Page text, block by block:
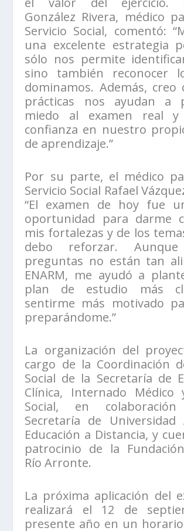
González Rivera, médico
Servicio Social, comentó:
una excelente estrategia
sólo nos permite
sino también reconocer
dominamos. Además, creo
prácticas nos ayudan a
miedo al examen real
confianza en nuestro
de aprendizaje.”
Por su parte, el médico
Servicio Social Rafael
“El examen de hoy fue
oportunidad para darme
mis fortalezas y de los
debo reforzar. Aunque
preguntas no están tan
ENARM, me ayudó a
plan de estudio más
sentirme más motivado
preparándome.”
La organización del
cargo de la Coordinación
Social de la Secretaría de
Clínica, Internado Médico
Social, en
Secretaría de
Educación a Distancia, y
patrocinio de la
Río Arronte.
La próxima aplicación del
realizará el 12 de
presente año en un